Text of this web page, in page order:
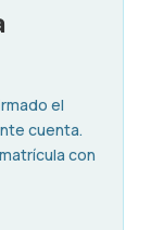
el
cuenta.
con